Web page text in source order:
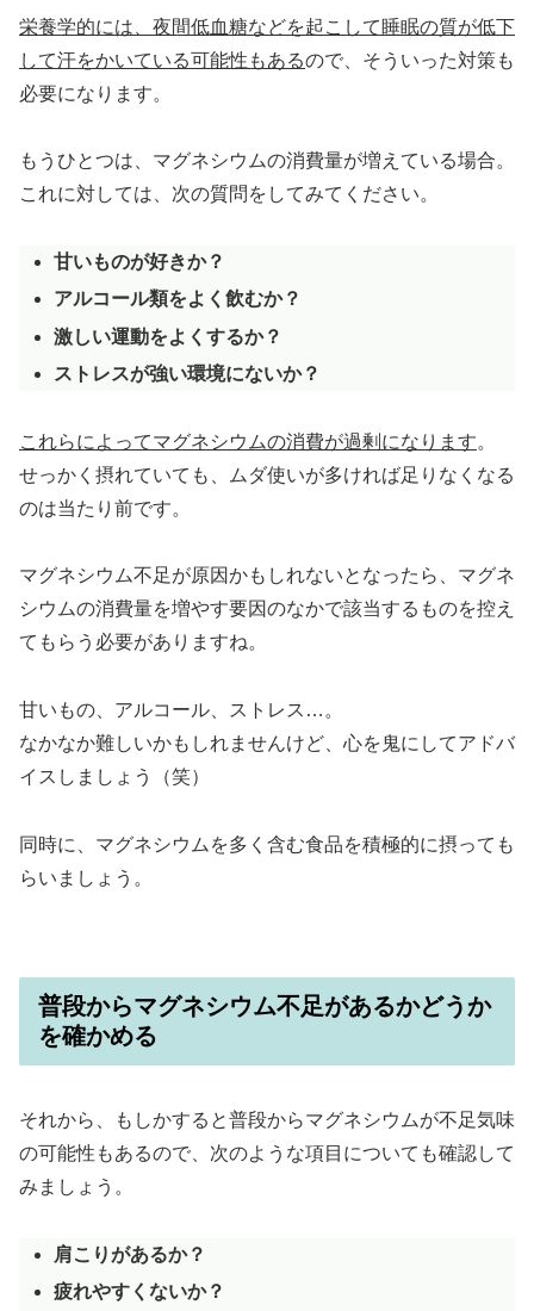
栄養学的には、夜間低血糖などを起こして睡眠の質が低下
して汗をかいている可能性もあるので、そういった対策も
必要になります。
もうひとつは、マグネシウムの消費量が増えている場合。
これに対しては、次の質問をしてみてください。
甘いものが好きか？
アルコール類をよく飲むか？
激しい運動をよくするか？
ストレスが強い環境にないか？
これらによってマグネシウムの消費が過剰になります。
せっかく摂れていても、ムダ使いが多ければ足りなくなる
のは当たり前です。
マグネシウム不足が原因かもしれないとなったら、マグネ
シウムの消費量を増やす要因のなかで該当するものを控え
てもらう必要がありますね。
甘いもの、アルコール、ストレス…。
なかなか難しいかもしれませんけど、心を鬼にしてアドバ
イスしましょう（笑）
同時に、マグネシウムを多く含む食品を積極的に摂っても
らいましょう。
普段からマグネシウム不足があるかどうか
を確かめる
それから、もしかすると普段からマグネシウムが不足気味
の可能性もあるので、次のような項目についても確認して
みましょう。
肩こりがあるか？
疲れやすくないか？